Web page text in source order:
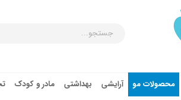
محصولات مو آرایشی بهداشتی مادر و کودک